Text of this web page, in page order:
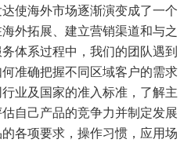
使海外市场逐渐演变成了一个
外拓展、建立营销渠道和与之
体系过程中，我们的团队遇到
准确把握不同区域客户的需求
业及国家的准入标准，了解主
自己产品的竞争力并制定发展
各项要求，操作习惯，应用场